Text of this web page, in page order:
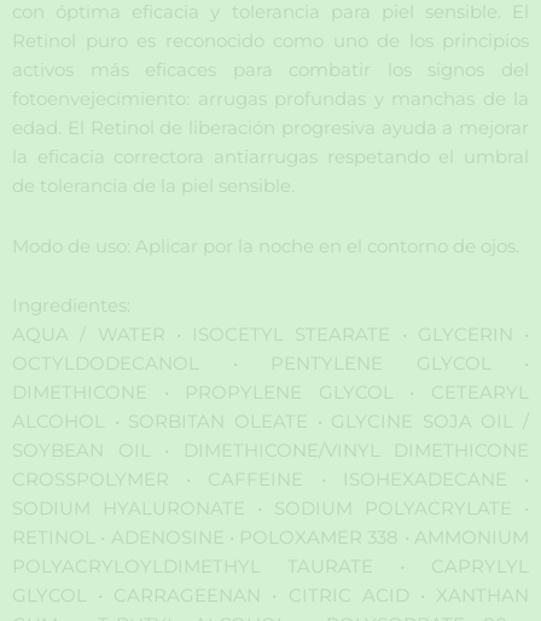
con óptima eficacia y tolerancia para piel sensible. El
Retinol puro es reconocido como uno de los principios
activos más eficaces para combatir los signos del
fotoenvejecimiento: arrugas profundas y manchas de la
edad. El Retinol de liberación progresiva ayuda a mejorar
la eficacia correctora antiarrugas respetando el umbral
de tolerancia de la piel sensible.
Modo de uso: Aplicar por la noche en el contorno de ojos.
Ingredientes:
AQUA / WATER • ISOCETYL STEARATE • GLYCERIN •
OCTYLDODECANOL • PENTYLENE GLYCOL •
DIMETHICONE • PROPYLENE GLYCOL • CETEARYL
ALCOHOL • SORBITAN OLEATE • GLYCINE SOJA OIL /
SOYBEAN OIL • DIMETHICONE/VINYL DIMETHICONE
CROSSPOLYMER • CAFFEINE • ISOHEXADECANE •
SODIUM HYALURONATE • SODIUM POLYACRYLATE •
RETINOL • ADENOSINE • POLOXAMER 338 • AMMONIUM
POLYACRYLOYLDIMETHYL TAURATE • CAPRYLYL
GLYCOL • CARRAGEENAN • CITRIC ACID • XANTHAN